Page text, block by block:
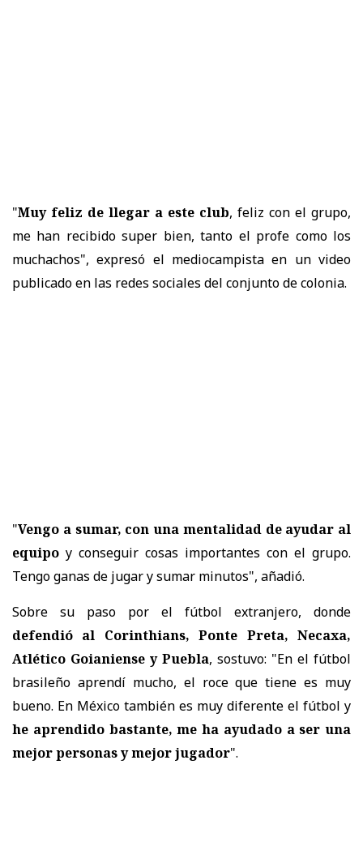
"Muy feliz de llegar a este club, feliz con el grupo,
me han recibido super bien, tanto el profe como los
muchachos", expresó el mediocampista en un video
publicado en las redes sociales del conjunto de colonia.
"Vengo a sumar, con una mentalidad de ayudar al
equipo y conseguir cosas importantes con el grupo.
Tengo ganas de jugar y sumar minutos", añadió.
Sobre su paso por el fútbol extranjero, donde
defendió al Corinthians, Ponte Preta, Necaxa,
Atlético Goianiense y Puebla, sostuvo: "En el fútbol
brasileño aprendí mucho, el roce que tiene es muy
bueno. En México también es muy diferente el fútbol y
he aprendido bastante, me ha ayudado a ser una
mejor personas y mejor jugador".